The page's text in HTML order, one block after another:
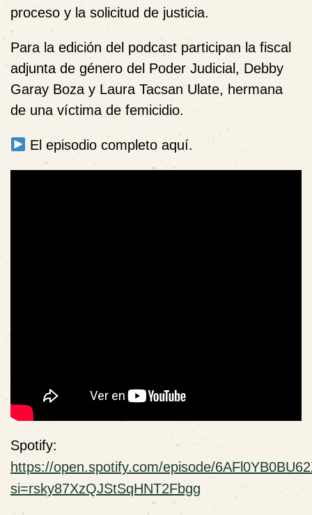
proceso y la solicitud de justicia.
Para la edición del podcast participan la fiscal
adjunta de género del Poder Judicial, Debby
Garay Boza y Laura Tacsan Ulate, hermana
de una víctima de femicidio.
El episodio completo aquí.
Spotify:
https://open.spotify.com/episode/
si=rsky87XzQJStSqHNT2Fbgg